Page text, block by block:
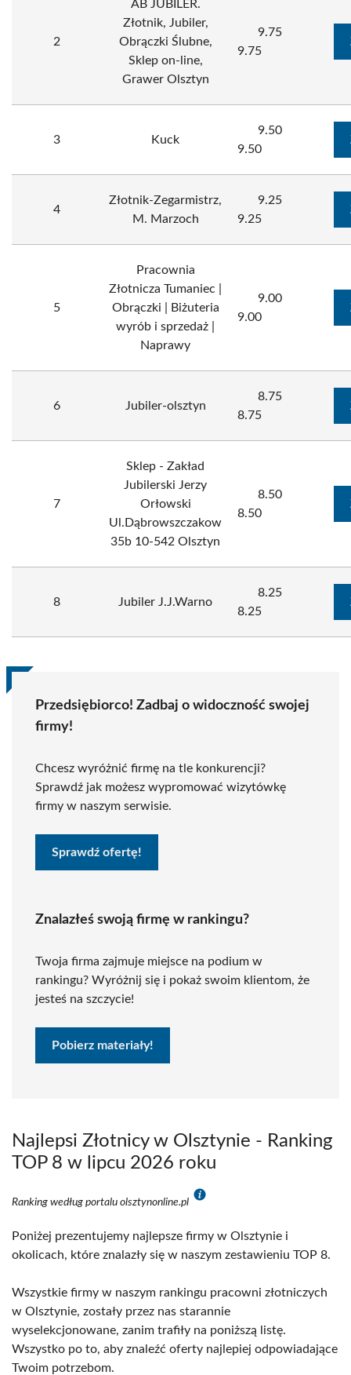
2
AB JUBILER.
Złotnik, Jubiler,
Obrączki Ślubne,
Sklep on-line,
Grawer Olsztyn
9.75
9.75
3 Kuck
9.50
9.50
4
Złotnik-Zegarmistrz,
M. Marzoch
9.25
9.25
5
Pracownia
Złotnicza Tumaniec |
Obrączki | Biżuteria
wyrób i sprzedaż |
Naprawy
9.00
9.00
6 Jubiler-olsztyn
8.75
8.75
7
Sklep - Zakład
Jubilerski Jerzy
Orłowski
Ul.Dąbrowszczakow
35b 10-542 Olsztyn
8.50
8.50
8 Jubiler J.J.Warno
8.25
8.25
Przedsiębiorco! Zadbaj o widoczność swojej
firmy!
Chcesz wyróżnić firmę na tle konkurencji?
Sprawdź jak możesz wypromować wizytówkę
firmy w naszym serwisie.
Sprawdź ofertę!
Znalazłeś swoją firmę w rankingu?
Twoja firma zajmuje miejsce na podium w
rankingu? Wyróżnij się i pokaż swoim klientom, że
jesteś na szczycie!
Pobierz materiały!
Najlepsi Złotnicy w Olsztynie - Ranking
TOP 8 w lipcu 2026 roku
Ranking według portalu olsztynonline.pl
Poniżej prezentujemy najlepsze firmy w Olsztynie i
okolicach, które znalazły się w naszym zestawieniu TOP 8.
Wszystkie firmy w naszym rankingu pracowni złotniczych
w Olsztynie, zostały przez nas starannie
wyselekcjonowane, zanim trafiły na poniższą listę.
Wszystko po to, aby znaleźć oferty najlepiej odpowiadające
Twoim potrzebom.